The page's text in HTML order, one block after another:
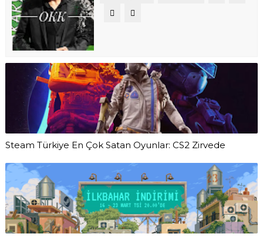
Steam Türkiye En Çok Satan Oyunlar: CS2 Zirvede